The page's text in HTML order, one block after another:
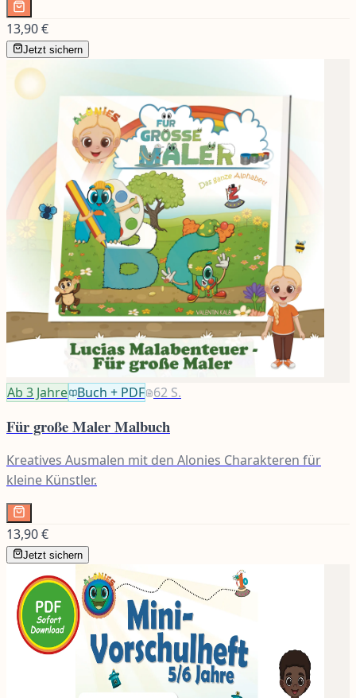
13,90 €
Jetzt sichern
Ab 3 Jahre Buch + PDF 62 S.
Für große Maler Malbuch
Kreatives Ausmalen mit den Alonies Charakteren für
kleine Künstler.
13,90 €
Jetzt sichern